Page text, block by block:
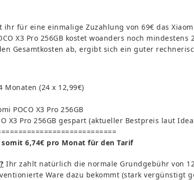
für eine einmalige Zuzahlung von 69€ das Xiaomi
X3 Pro 256GB kostet woanders noch mindestens
Gesamtkosten ab, ergibt sich ein guter
(24 x 12,99€)
POCO X3 Pro 256GB
X3 Pro 256GB gespart (aktueller Bestpreis laut
6,74€ pro Monat für den Tarif
Ihr zahlt natürlich die normale Grundgebühr von
Ware dazu bekommt (stark vergünstigt